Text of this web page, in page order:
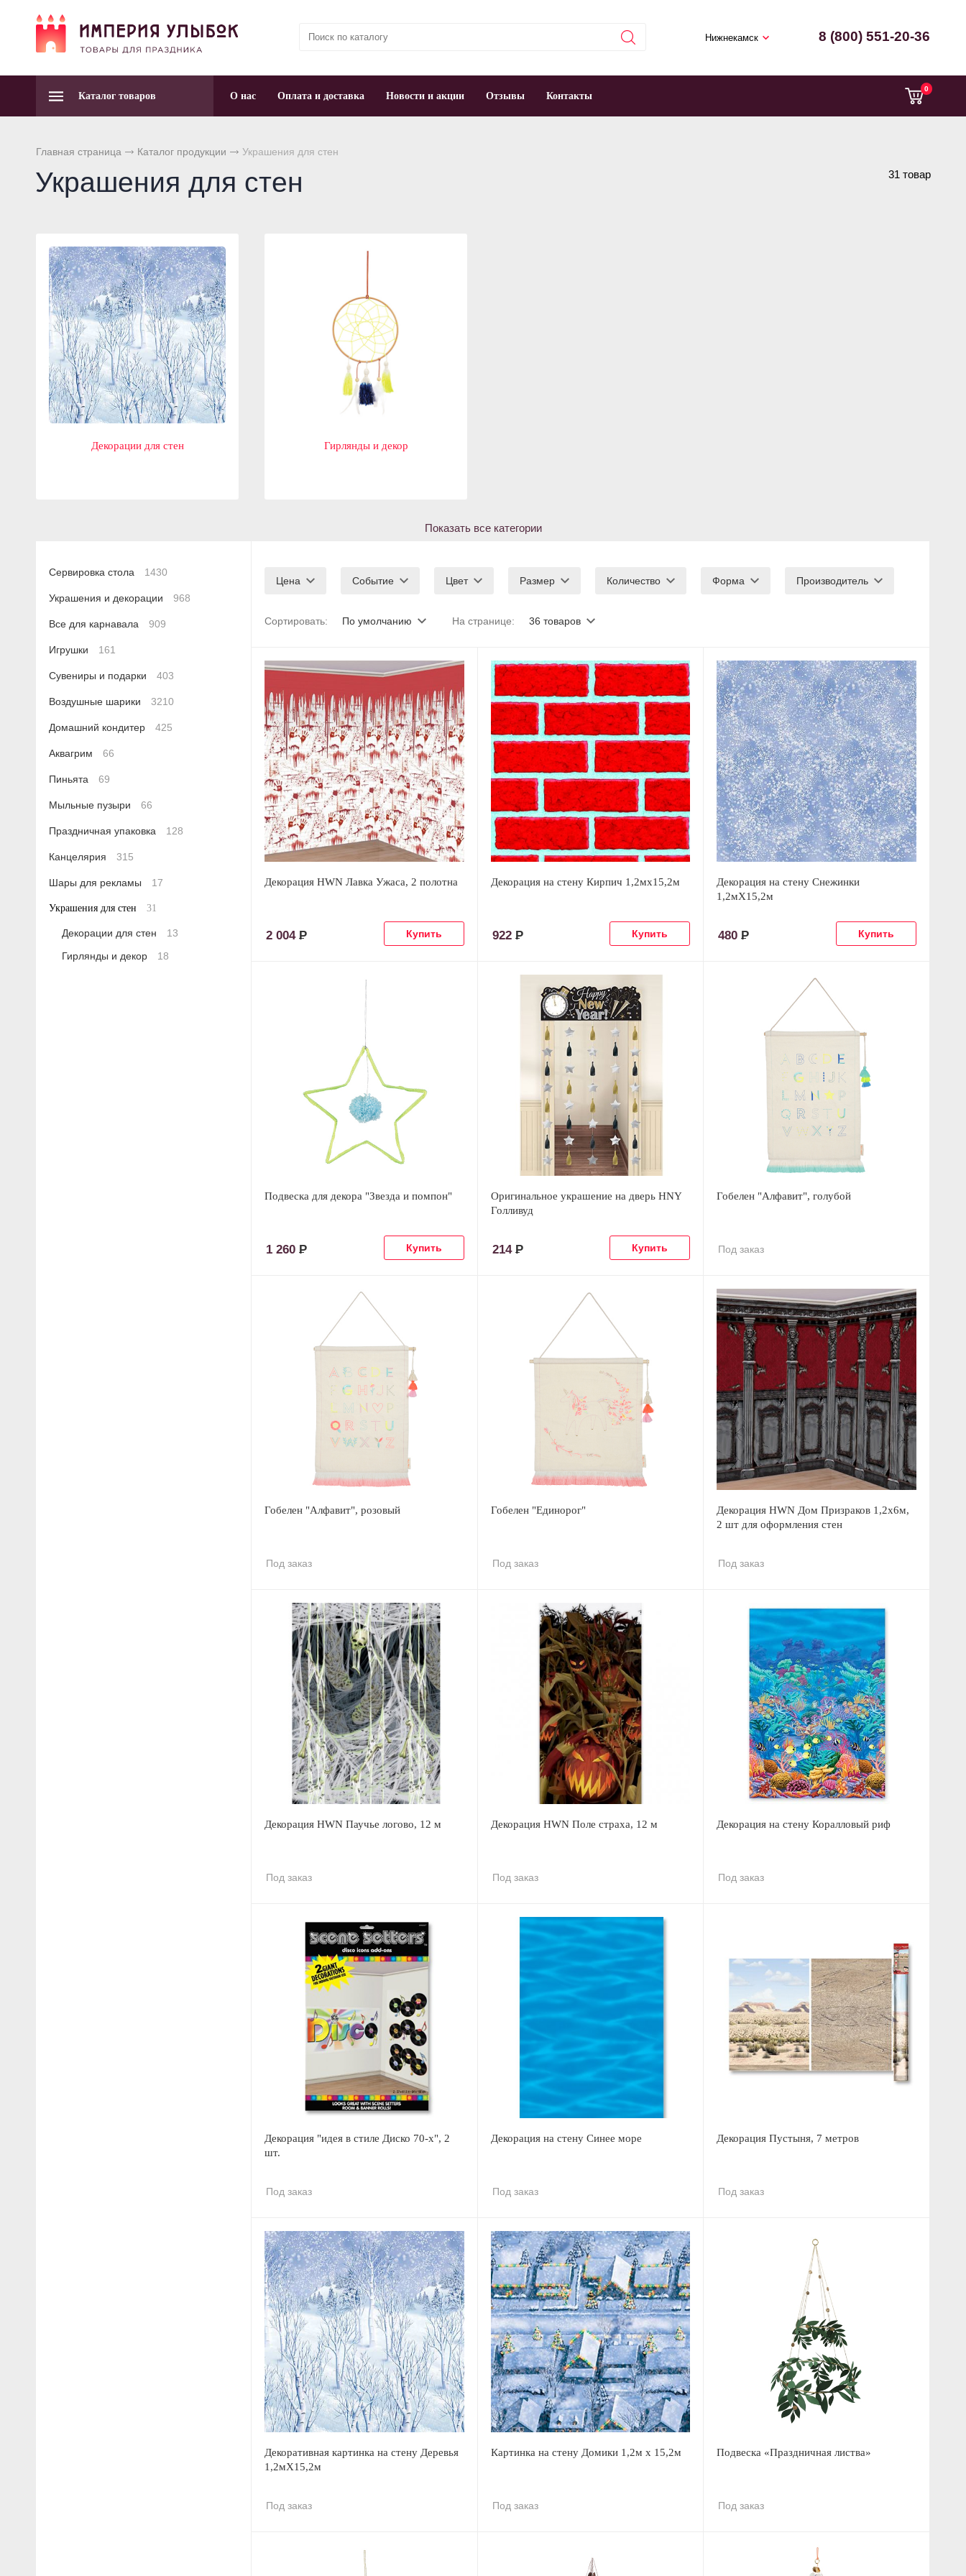
Нижнекамск 8 (800) 551-20-36
0
Каталог товаров О нас Оплата и доставка Новости и акции Отзывы Контакты
Главная страница Каталог продукции Украшения для стен
31 товар
Украшения для стен
Декорации для стен Гирлянды и декор
Показать все категории
Цена Событие Цвет Размер Количество Форма Производитель
Сортировать: По умолчанию На странице: 36 товаров
Декорация HWN Лавка Ужаса, 2 полотна
2 004 Р
Декорация на стену Кирпич 1,2мх15,2м
922 Р
Декорация на стену Снежинки
1,2мХ15,2м
480Р
Подвеска для декора "Звезда и помпон"
1 260 Р
Оригинальное украшение на дверь HNY
Голливуд
214 Р
Гобелен "Алфавит", голубой
Под заказ
Гобелен "Алфавит", розовый
Под заказ
Гобелен "Единорог"
Под заказ
Декорация HWN Дом Призраков 1,2х6м,
2 шт для оформления стен
Под заказ
Декорация HWN Паучье логово, 12 м
Под заказ
Декорация HWN Поле страха, 12 м
Под заказ
Декорация на стену Коралловый риф
Под заказ
Декорация "идея в стиле Диско 70-х", 2
шт.
Под заказ
Декорация на стену Синее море
Под заказ
Декорация Пустыня, 7 метров
Под заказ
Декоративная картинка на стену Деревья
1,2мХ15,2м
Под заказ
Картинка на стену Домики 1,2м х 15,2м
Под заказ
Подвеска «Праздничная листва»
Под заказ
Сервировка стола 1430
Украшения и декорации 968
Все для карнавала 909
Игрушки 161
Сувениры и подарки 403
Воздушные шарики 3210
Домашний кондитер 425
Аквагрим 66
Пиньята 69
Мыльные пузыри 66
Праздничная упаковка 128
Канцелярия 315
Шары для рекламы 17
Украшения для стен 31
Декорации для стен
13
Гирлянды и декор
18